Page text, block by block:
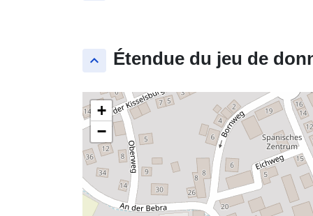
keyboard_arrow_up Étendue du jeu de
+
−